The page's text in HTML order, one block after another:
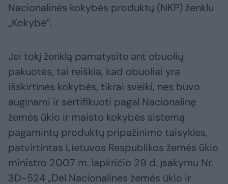
Nacionalinės kokybės produktų (NKP) ženklu
„Kokybė“.
Jei tokį ženklą pamatysite ant obuolių
pakuotės, tai reiškia, kad obuoliai yra
išskirtinės kokybės, tikrai sveiki, nes buvo
auginami ir sertifikuoti pagal Nacionalinę
žemės ūkio ir maisto kokybės sistemą
pagamintų produktų pripažinimo taisykles,
patvirtintas Lietuvos Respublikos žemės ūkio
ministro 2007 m. lapkričio 29 d. įsakymu Nr.
3D-524 „Dėl Nacionalinės žemės ūkio ir